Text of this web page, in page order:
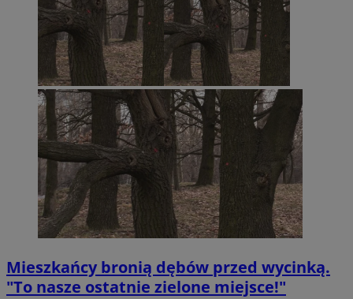
Mieszkańcy bronią dębów przed wycinką.
"To nasze ostatnie zielone miejsce!"